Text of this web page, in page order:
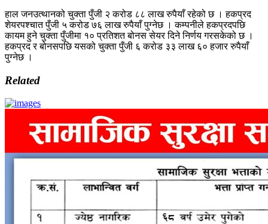
हाल जनउत्थानको चुक्ता पुँजी २ करोड ८८ लाख रुपैयाँ रहेको छ । हकप्रद
शेयरपश्चात पुँजी ५ करोड ७६ लाख रुपैयाँ पुग्नेछ । कम्पनीले हकप्रदपछि
कायम हुने चुक्ता पुँजीमा १० प्रतिशत बोनस सेयर दिने निर्णय गरसकेको छ ।
हकप्रद र बोनसपछि यसको चुक्ता पुँजी ६ करोड ३३ लाख ६० हजार रुपैयाँ
पुग्नेछ ।
Related